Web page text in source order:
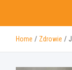
Home Zdrowie